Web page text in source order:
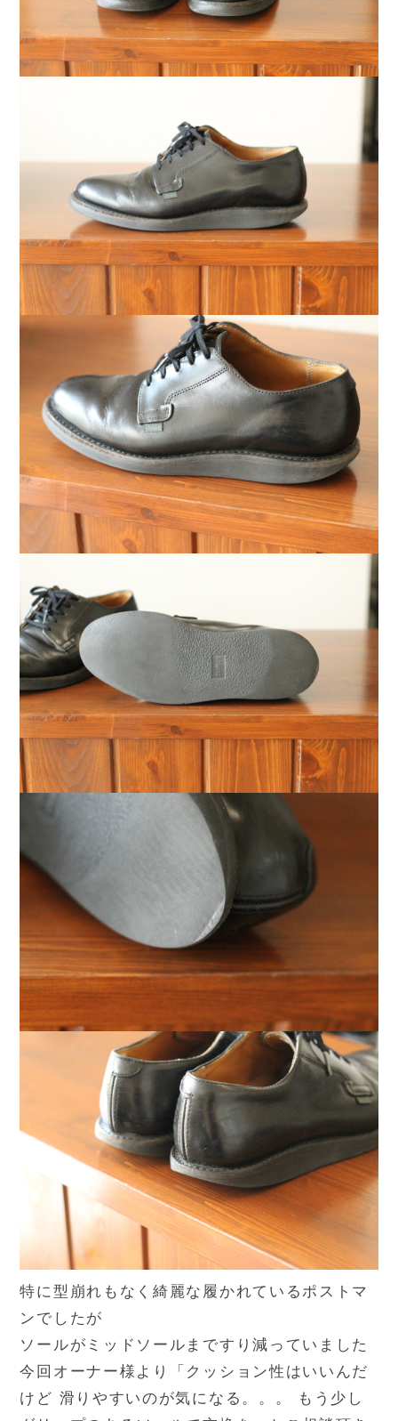
特に型崩れもなく綺麗な履かれているポストマ
ンでしたが
ソールがミッドソールまですり減っていました
今回オーナー様より「クッション性はいいんだ
けど 滑りやすいのが気になる。。。 もう少し